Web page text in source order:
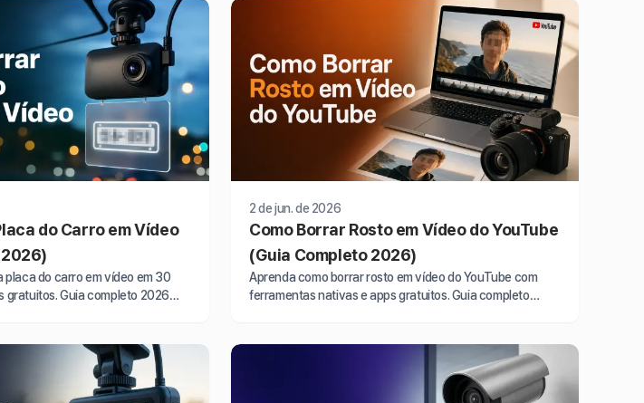
do Carro em Vídeo
placa do carro em vídeo em 30
gratuitos. Guia completo 2026
2 de jun. de 2026
Como Borrar Rosto em Vídeo do YouTube
(Guia Completo 2026)
Aprenda como borrar rosto em vídeo do YouTube com
ferramentas nativas e apps gratuitos. Guia completo